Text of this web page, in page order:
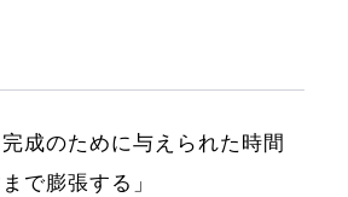
完成のために与えられた時間
で膨張する」